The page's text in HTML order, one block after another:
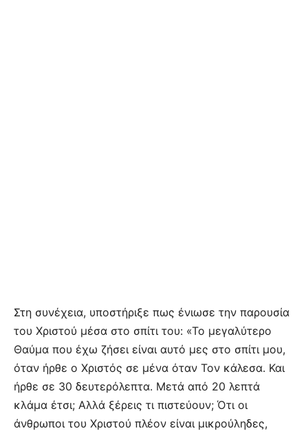
Στη συνέχεια, υποστήριξε πως ένιωσε την παρουσία
του Χριστού μέσα στο σπίτι του: «Το μεγαλύτερο
Θαύμα που έχω ζήσει είναι αυτό μες στο σπίτι μου,
όταν ήρθε ο Χριστός σε μένα όταν Τον κάλεσα. Και
ήρθε σε 30 δευτερόλεπτα. Μετά από 20 λεπτά
κλάμα έτσι; Αλλά ξέρεις τι πιστεύουν; Ότι οι
άνθρωποι του Χριστού πλέον είναι μικρούληδες,